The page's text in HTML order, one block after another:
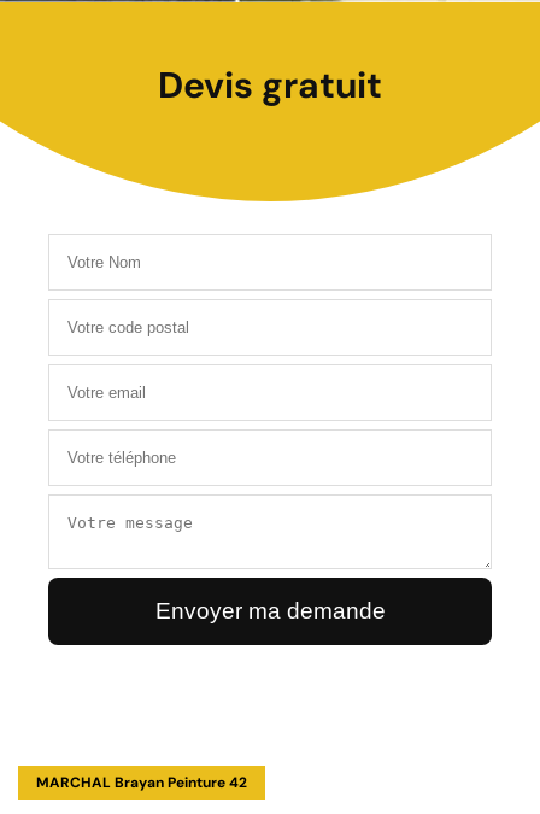
Devis gratuit
MARCHAL Brayan Peinture 42